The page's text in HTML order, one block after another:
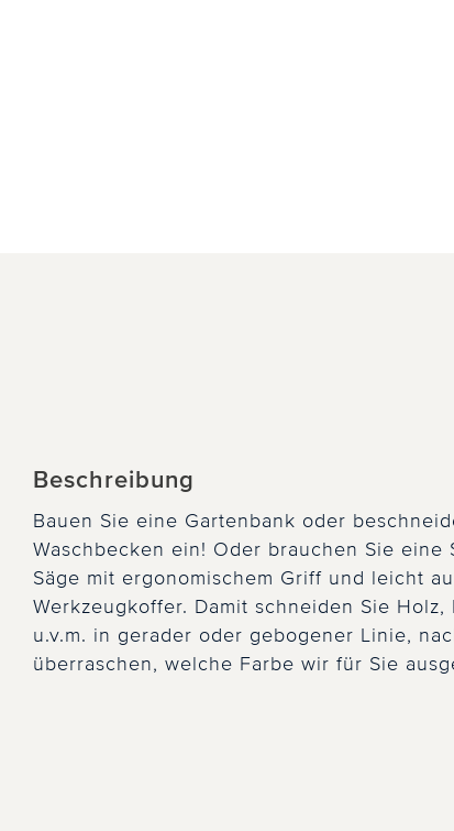
Beschreibung
Bauen Sie eine Gartenbank oder
Waschbecken ein! Oder brauchen Sie
Säge mit ergonomischem Griff und leicht
Werkzeugkoffer. Damit schneiden Sie
u.v.m. in gerader oder gebogener Linie,
überraschen, welche Farbe wir für Sie